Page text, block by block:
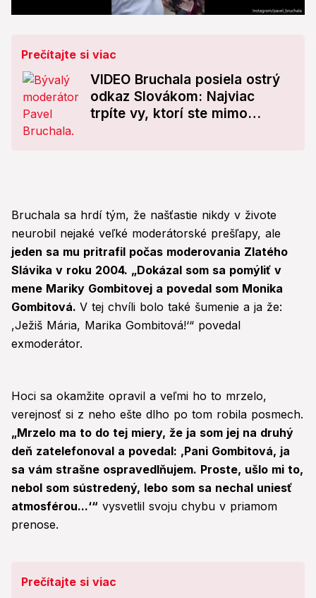
seconds
Prečítajte si viac
VIDEO Bruchala posiela ostrý
odkaz Slovákom: Najviac
trpíte vy, ktorí ste mimo
Bruchala sa hrdí tým, že našťastie nikdy v živote
neurobil nejaké veľké moderátorské prešľapy, ale
jeden sa mu pritrafil počas moderovania Zlatého
Slávika v roku 2004. „Dokázal som sa pomýliť v
mene Mariky Gombitovej a povedal som Monika
Gombitová. V tej chvíli bolo také šumenie a ja že:
,Ježiš Mária, Marika Gombitová!‘“ povedal
exmoderátor.
Hoci sa okamžite opravil a veľmi ho to mrzelo,
verejnosť si z neho ešte dlho po tom robila posmech.
„Mrzelo ma to do tej miery, že ja som jej na druhý
deň zatelefonoval a povedal: ,Pani Gombitová, ja
sa vám strašne ospravedlňujem. Proste, ušlo mi to,
nebol som sústredený, lebo som sa nechal uniesť
atmosférou...‘“ vysvetlil svoju chybu v priamom
prenose.
Prečítajte si viac